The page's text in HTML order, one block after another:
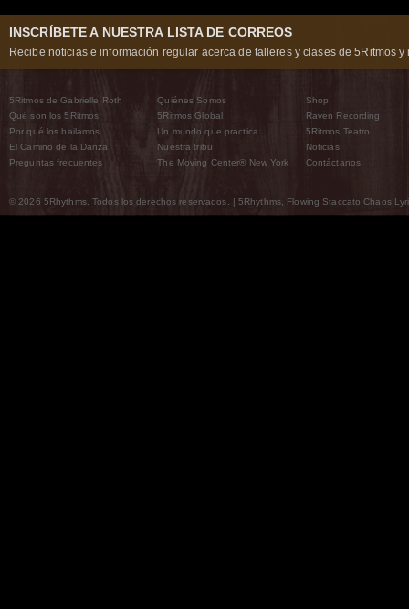
INSCRÍBETE A NUESTRA LISTA DE CORREOS
Recibe noticias e información regular acerca de talleres y clases de 5Ritmos y
5Ritmos de Gabrielle Roth
Qué son los 5Ritmos
Por qué los bailamos
El Camino de la Danza
Preguntas frecuentes
Quiénes Somos
5Ritmos Global
Un mundo que practica
Nuestra tribu
The Moving Center® New York
Shop
Raven Recording
5Ritmos Teatro
Noticias
Contáctanos
© 2026 5Rhythms. Todos los derechos reservados. | 5Rhythms, Flowing Staccato Chaos